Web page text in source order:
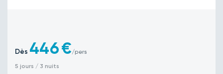
Dès 446€/pers
5 jours / 3 nuits